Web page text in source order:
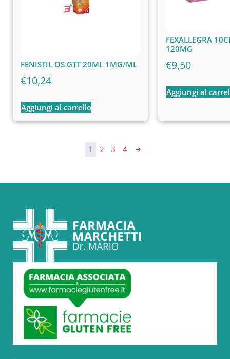
FENISTIL OS GTT 20ML 1MG/ML
€10,24
Aggiungi al carrello
FEXALLEGRA
120MG
€9,50
Aggiungi al
1 2 3 4 →